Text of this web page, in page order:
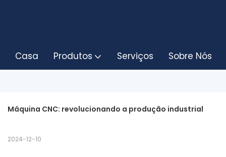
Casa Produtos Serviços Sobre Nós
Máquina CNC: revolucionando a produção industrial
2024-12-10